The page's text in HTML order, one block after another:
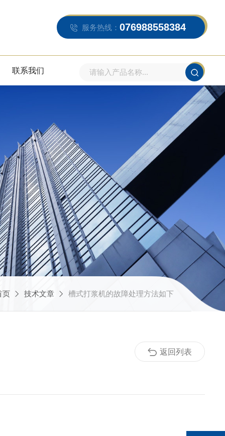
服务热线： 076988558384
联系我们
页 技术文章 槽式打浆机的故障处理方法如下
返回列表